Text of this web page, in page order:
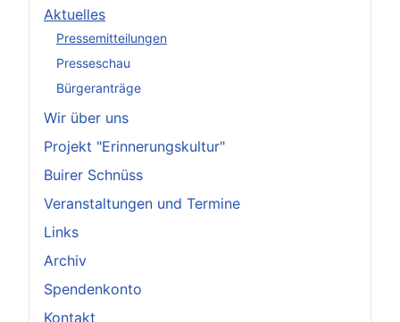
Aktuelles
Pressemitteilungen
Presseschau
Bürgeranträge
Wir über uns
Projekt "Erinnerungskultur"
Buirer Schnüss
Veranstaltungen und Termine
Links
Archiv
Spendenkonto
Kontakt